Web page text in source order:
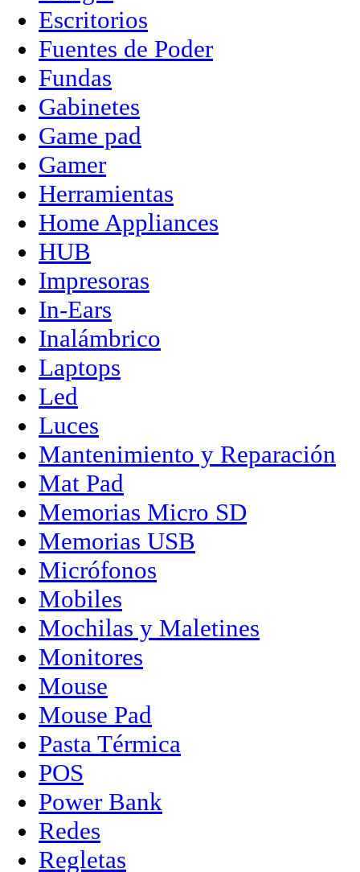
Escritorios
Fuentes de Poder
Fundas
Gabinetes
Game pad
Gamer
Herramientas
Home Appliances
HUB
Impresoras
In-Ears
Inalámbrico
Laptops
Led
Luces
Mantenimiento y Reparación
Mat Pad
Memorias Micro SD
Memorias USB
Micrófonos
Mobiles
Mochilas y Maletines
Monitores
Mouse
Mouse Pad
Pasta Térmica
POS
Power Bank
Redes
Regletas